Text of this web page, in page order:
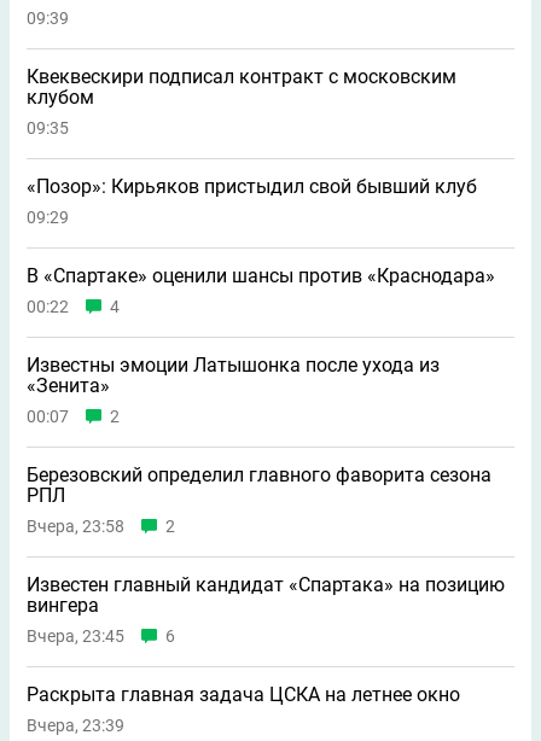
09:39
Квеквескири подписал контракт с московским
клубом
09:35
«Позор»: Кирьяков пристыдил свой бывший клуб
09:29
В «Спартаке» оценили шансы против «Краснодара»
00:22 4
Известны эмоции Латышонка после ухода из
«Зенита»
00:07 2
Березовский определил главного фаворита сезона
РПЛ
Вчера, 23:58 2
Известен главный кандидат «Спартака» на позицию
вингера
Вчера, 23:45 6
Раскрыта главная задача ЦСКА на летнее окно
Вчера, 23:39